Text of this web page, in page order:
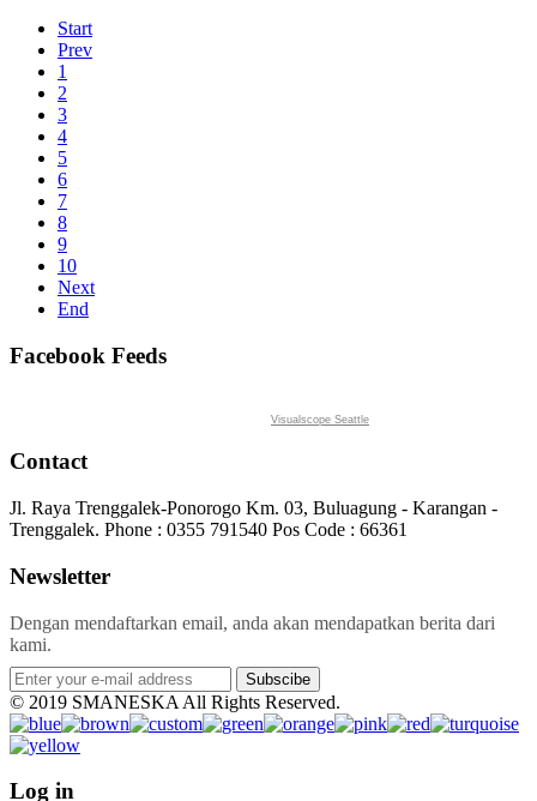
Start
Prev
1
2
3
4
5
6
7
8
9
10
Next
End
Facebook Feeds
Visualscope Seattle
Contact
Jl. Raya Trenggalek-Ponorogo Km. 03, Buluagung - Karangan -
Trenggalek. Phone : 0355 791540 Pos Code : 66361
Newsletter
Dengan mendaftarkan email, anda akan mendapatkan berita dari
kami.
Subscibe
© 2019 SMANESKA All Rights Reserved.
Log in